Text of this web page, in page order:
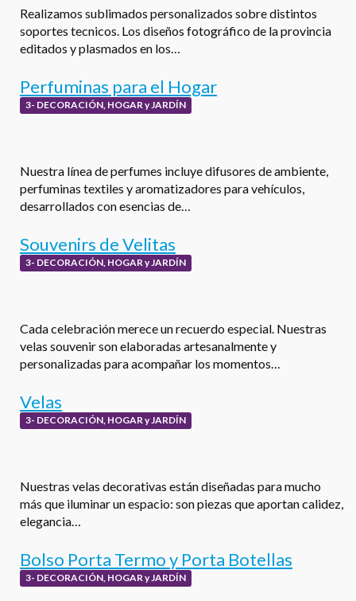
Realizamos sublimados personalizados sobre distintos
soportes tecnicos. Los diseños fotográfico de la provincia
editados y plasmados en los…
Perfuminas para el Hogar
3- DECORACIÓN, HOGAR y JARDÍN
Nuestra línea de perfumes incluye difusores de ambiente,
perfuminas textiles y aromatizadores para vehículos,
desarrollados con esencias de…
Souvenirs de Velitas
3- DECORACIÓN, HOGAR y JARDÍN
Cada celebración merece un recuerdo especial. Nuestras
velas souvenir son elaboradas artesanalmente y
personalizadas para acompañar los momentos…
Velas
3- DECORACIÓN, HOGAR y JARDÍN
Nuestras velas decorativas están diseñadas para mucho
más que iluminar un espacio: son piezas que aportan calidez,
elegancia…
Bolso Porta Termo y Porta Botellas
3- DECORACIÓN, HOGAR y JARDÍN